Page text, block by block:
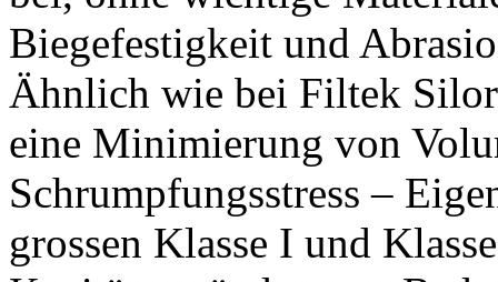
Biegefestigkeit und
Ähnlich wie bei Filtek
eine Minimierung von
Schrumpfungsstress –
grossen Klasse I und